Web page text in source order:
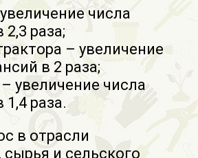
числа
2,3 раза;
– увеличение
в 2 раза;
увеличение числа
1,4 раза.
в отрасли
сырья и сельского